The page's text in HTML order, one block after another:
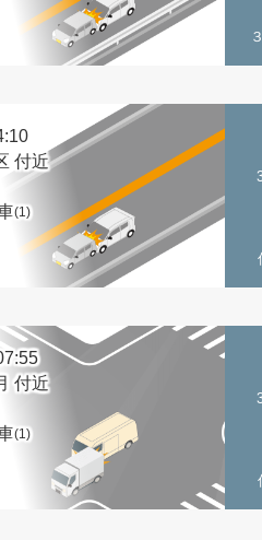
付近
(1)
付近
(1)